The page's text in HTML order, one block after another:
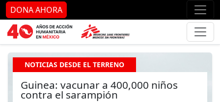
Ir al contenido principal Ir
DONA AHORA
NOTICIAS DESDE EL TERRENO
Guinea: vacunar a 400,000 niños
contra el sarampión